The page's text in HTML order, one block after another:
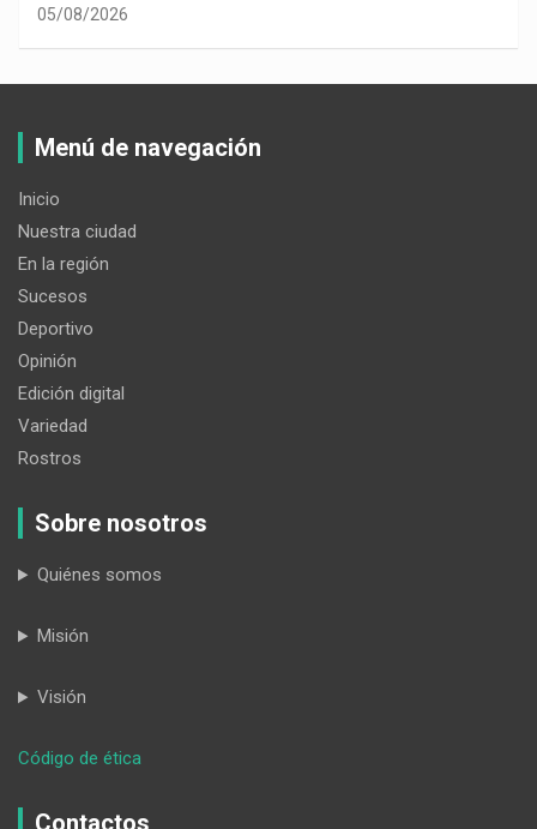
05/08/2026
Menú de navegación
Inicio
Nuestra ciudad
En la región
Sucesos
Deportivo
Opinión
Edición digital
Variedad
Rostros
Sobre nosotros
Quiénes somos
Misión
Visión
Código de ética